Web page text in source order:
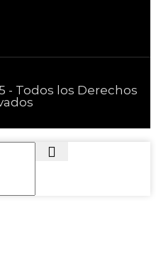
- Todos los Derechos